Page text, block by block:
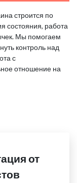
строится по
состояния, работа
Мы помогаем
контроль над
с
отношение на
от